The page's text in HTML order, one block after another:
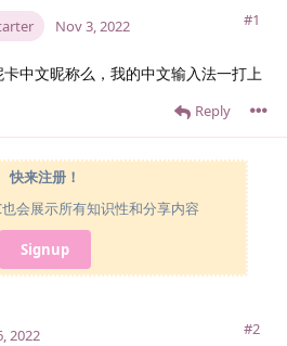
#1
Nov 3, 2022
中文昵称么，我的中文输入法一打上
Reply
快来注册！
会展示所有知识性和分享内容
Signup
#2
2022